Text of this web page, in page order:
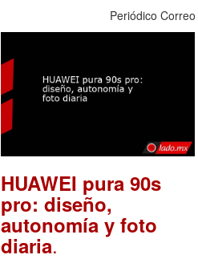
Periódico Correo
HUAWEI pura 90s
pro: diseño,
autonomía y foto
diaria.